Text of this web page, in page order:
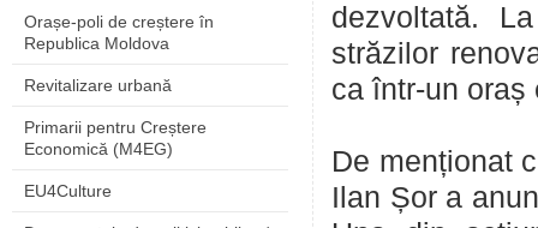
Orașe-poli de creștere în
Republica Moldova
Revitalizare urbană
Primarii pentru Creștere
Economică (M4EG)
EU4Culture
dezvoltată.
străzilor
ca într-un
De menționat
Ilan Șor a